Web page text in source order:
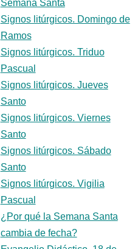
Semana Santa
Signos litúrgicos. Domingo de
Ramos
Signos litúrgicos. Triduo
Pascual
Signos litúrgicos. Jueves
Santo
Signos litúrgicos. Viernes
Santo
Signos litúrgicos. Sábado
Santo
Signos litúrgicos. Vigilia
Pascual
¿Por qué la Semana Santa
cambia de fecha?